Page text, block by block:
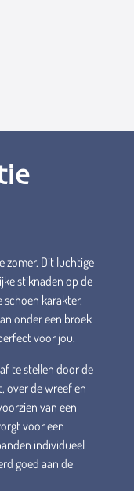
zomer. Dit luchtige
stiknaden op de
karakter.
onder een broek
voor jou.
te stellen door de
over de wreef en
van een
voor een
individueel
goed aan de